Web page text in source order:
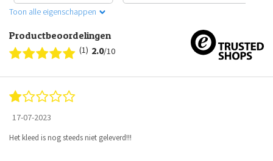
Toon alle eigenschappen
Productbeoordelingen
(1) 2.0/10
17-07-2023
Het kleed is nog steeds niet geleverd!!!